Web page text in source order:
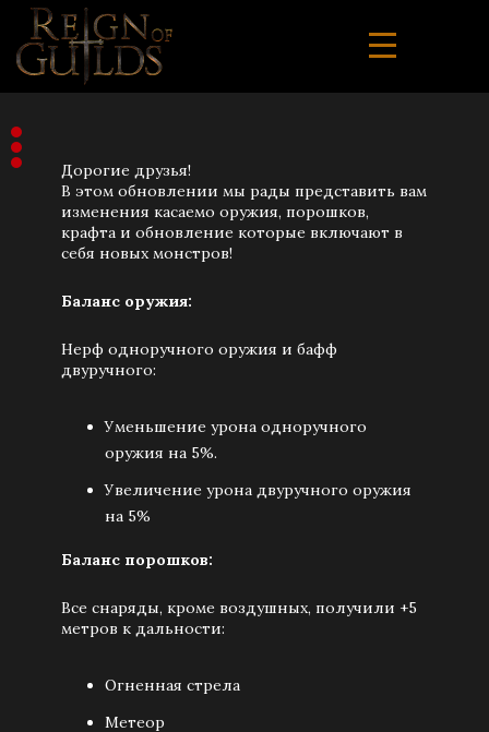
Дорогие друзья!
В этом обновлении мы рады представить вам
изменения касаемо оружия, порошков,
крафта и обновление которые включают в
себя новых монстров!
Баланс оружия:
Нерф одноручного оружия и бафф
двуручного:
Уменьшение урона одноручного
оружия на 5%.
Увеличение урона двуручного оружия
на 5%
Баланс порошков:
Все снаряды, кроме воздушных, получили +5
метров к дальности:
Огненная стрела
Метеор